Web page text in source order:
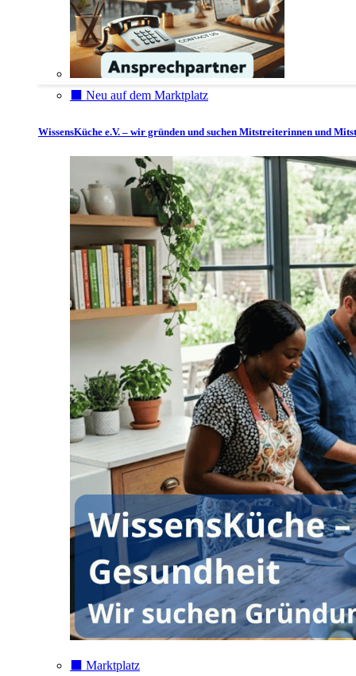
⬛️ Neu auf dem Marktplatz
WissensKüche e.V. – wir gründen und suchen Mitstreiterinnen und
⬛️ Marktplatz